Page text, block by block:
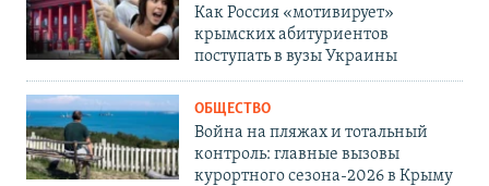
Как Россия «мотивирует»
крымских абитуриентов
поступать в вузы Украины
ОБЩЕСТВО
Война на пляжах и тотальный
контроль: главные вызовы
курортного сезона-2026 в Крыму